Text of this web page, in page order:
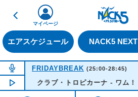
戻る
エアスケジュール NACK5 NEXT
マイページ
NOW ON AIR
FRIDAYBREAK (25:00-28:45)
NOW PLAYING02:00
クラブ・トロピカーナ - ワム！